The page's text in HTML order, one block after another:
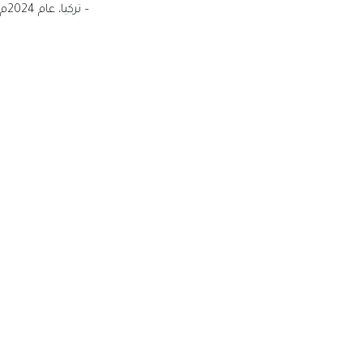
– تركيا، عام 2024م، وسط حضور واسع لمؤسسات ومنظمات مجتمع مدني من مختلف دول العالم.